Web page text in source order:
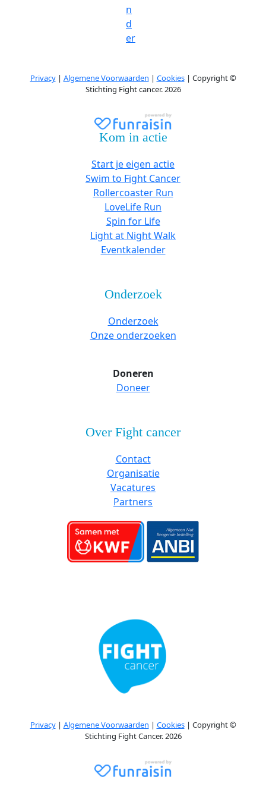
n
d
er
Privacy| Algemene Voorwaarden | Cookies| Copyright ©
Stichting Fight cancer. 2026
Kom in actie
Start je eigen actie
Swim to Fight Cancer
Rollercoaster Run
LoveLife Run
Spin for Life
Light at Night Walk
Eventkalender
Onderzoek
Onderzoek
Onze onderzoeken
Doneren
Doneer
Over Fight cancer
Contact
Organisatie
Vacatures
Partners
Privacy| Algemene Voorwaarden | Cookies| Copyright ©
Stichting Fight Cancer. 2026